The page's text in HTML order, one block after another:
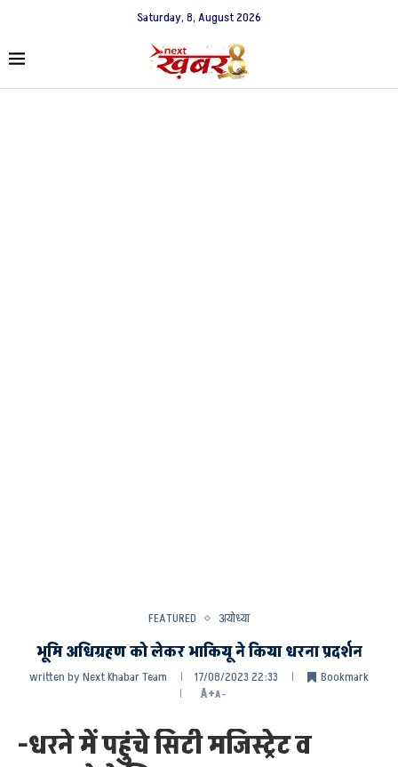
Saturday, 8, August 2026
FEATURED अयोध्या
भूमि अधिग्रहण को लेकर भाकियू ने किया धरना प्रदर्शन
written byNext Khabar Team 17/08/2023 22:33
Bookmark
A+A-
-धरने में पहुंचे सिटी मजिस्ट्रेट व